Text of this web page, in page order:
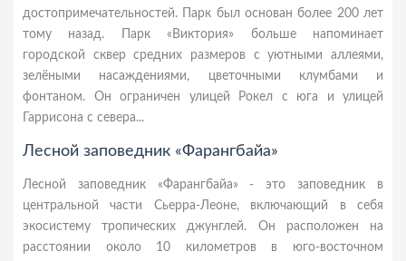
достопримечательностей. Парк был основан более 200 лет
тому назад. Парк «Виктория» больше напоминает
городской сквер средних размеров с уютными аллеями,
зелёными насаждениями, цветочными клумбами и
фонтаном. Он ограничен улицей Рокел с юга и улицей
Гаррисона с севера...
Лесной заповедник «Фарангбайа»
Лесной заповедник «Фарангбайа» - это заповедник в
центральной части Сьерра-Леоне, включающий в себя
экосистему тропических джунглей. Он расположен на
расстоянии около 10 километров в юго-восточном